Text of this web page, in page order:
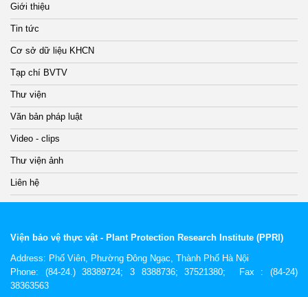
Giới thiệu
Tin tức
Cơ sở dữ liệu KHCN
Tạp chí BVTV
Thư viện
Văn bản pháp luật
Video - clips
Thư viện ảnh
Liên hệ
Viện bảo vệ thực vật - Plant Protection Research Institute (PPRI)
Address: Phố Viên, Phường Đông Ngạc, Thành Phố Hà Nội
Phone: (84-24.) 38389724; 3 8388736; 37521380; Fax : (84-24)
38363563